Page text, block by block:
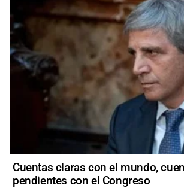
Cuentas claras con el mundo,
pendientes con el Congreso